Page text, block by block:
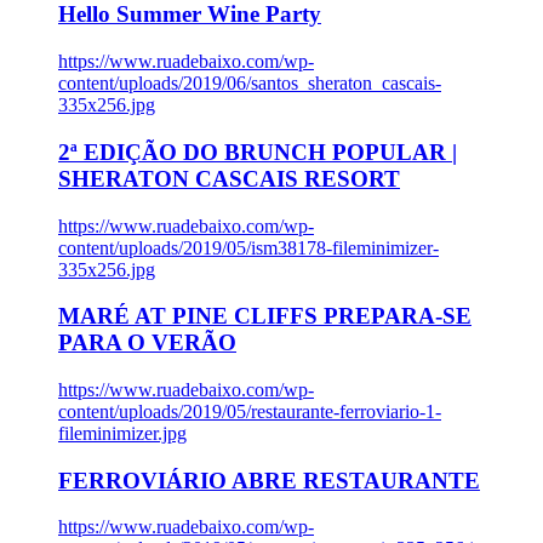
Hello Summer Wine Party
https://www.ruadebaixo.com/wp-
content/uploads/2019/06/santos_sheraton_cascais-
335x256.jpg
2ª EDIÇÃO DO BRUNCH POPULAR |
SHERATON CASCAIS RESORT
https://www.ruadebaixo.com/wp-
content/uploads/2019/05/ism38178-fileminimizer-
335x256.jpg
MARÉ AT PINE CLIFFS PREPARA-SE
PARA O VERÃO
https://www.ruadebaixo.com/wp-
content/uploads/2019/05/restaurante-ferroviario-1-
fileminimizer.jpg
FERROVIÁRIO ABRE RESTAURANTE
https://www.ruadebaixo.com/wp-